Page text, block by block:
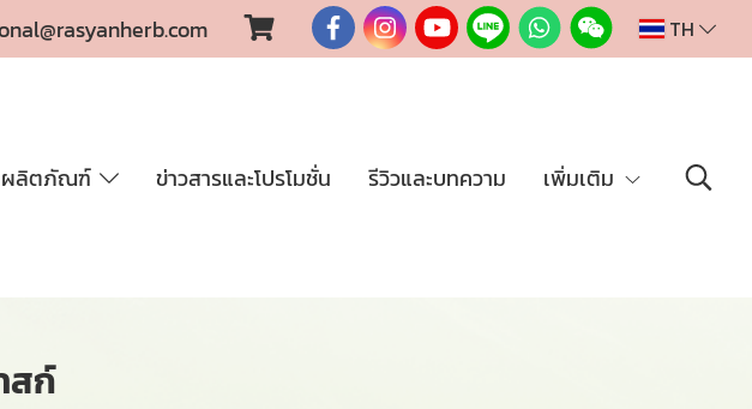
TH
ผลิตภัณฑ์ ข่าวสารและโปรโมชั่น รีวิวและบทความ เพิ่มเติม
สก์